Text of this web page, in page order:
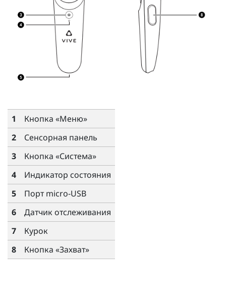
1 Кнопка «Меню»
2
Сенсорная панель
3
Кнопка «Система»
4
Индикатор состояния
5
Порт micro-USB
6
Датчик отслеживания
7
Курок
8
Кнопка «Захват»